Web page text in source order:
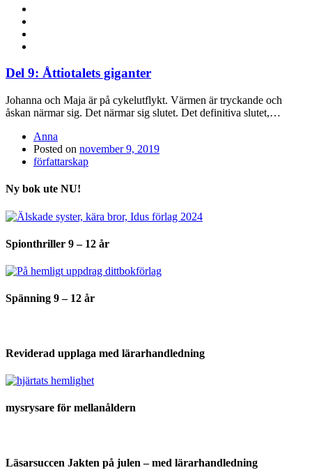
Del 9: Åttiotalets giganter
Johanna och Maja är på cykelutflykt. Värmen är tryckande och
åskan närmar sig. Det närmar sig slutet. Det definitiva slutet,…
Anna
Posted on november 9, 2019
författarskap
Ny bok ute NU!
Spionthriller 9 – 12 år
Spänning 9 – 12 år
Reviderad upplaga med lärarhandledning
mysrysare för mellanåldern
Läsarsuccen Jakten på julen – med lärarhandledning